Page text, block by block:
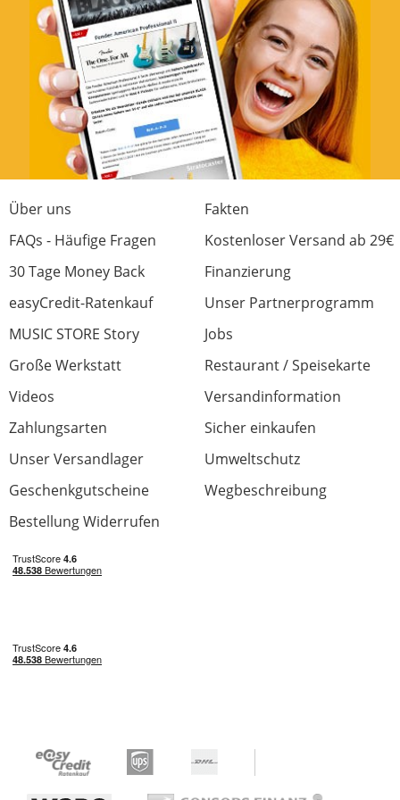
Jetzt bewerten
Über uns
Fakten
FAQs - Häufige Fragen
Kostenloser Versand ab 29€
30 Tage Money Back
Finanzierung
easyCredit-Ratenkauf
Unser Partnerprogramm
MUSIC STORE Story
Jobs
Große Werkstatt
Restaurant / Speisekarte
Videos
Versandinformation
Zahlungsarten
Sicher einkaufen
Unser Versandlager
Umweltschutz
Geschenkgutscheine
Wegbeschreibung
Bestellung Widerrufen